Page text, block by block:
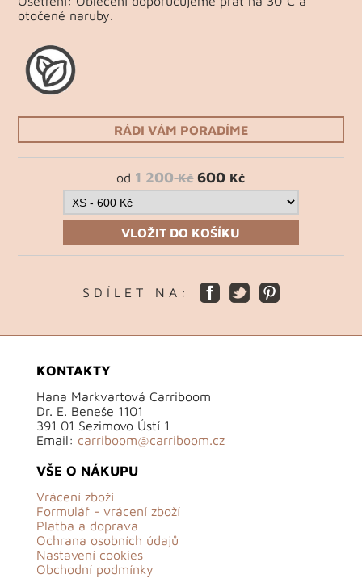
otočené naruby.
RÁDI VÁM PORADÍME
od1 200 Kč 600 Kč
VLOŽIT DO KOŠÍKU
S D Í L E T N A :
KONTAKTY
Hana Markvartová Carriboom
Dr. E. Beneše 1101
391 01 Sezimovo Ústí 1
Email: carriboom@carriboom.cz
VŠE O NÁKUPU
Vrácení zboží
Formulář - vrácení zboží
Platba a doprava
Ochrana osobních údajů
Nastavení cookies
Obchodní podmínky